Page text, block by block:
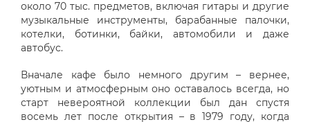
около 70 тыс. предметов, включая гитары и другие
музыкальные инструменты, барабанные палочки,
котелки, ботинки, байки, автомобили и даже
автобус.
Вначале кафе было немного другим – вернее,
уютным и атмосферным оно оставалось всегда, но
старт невероятной коллекции был дан спустя
восемь лет после открытия – в 1979 году, когда